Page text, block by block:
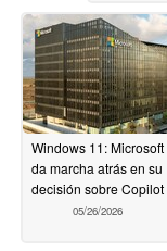
Windows 11: Microsoft
da marcha atrás en su
decisión sobre Copilot
05/26/2026